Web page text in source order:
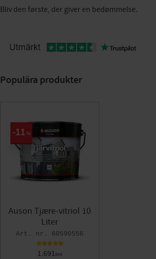
Bliv den første, der giver en bedømmelse.
Populära produkter
Auson Tjære-vitriol 10
Liter
60590556
1.691DKK
11 %